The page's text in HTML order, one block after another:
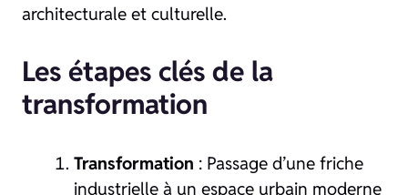
architecturale et culturelle.
Les étapes clés de la
transformation
Transformation : Passage d’une friche
industrielle à un espace urbain moderne